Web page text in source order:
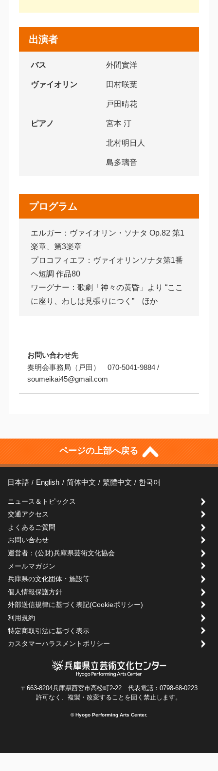
出演者
バス 外間實洋
ヴァイオリン 田村咲葉
戸田晴花
ピアノ 宮本 汀
北村明日人
島多璃音
プログラム
エルガー：ヴァイオリン・ソナタ Op.82 第1
楽章、第3楽章
プロコフィエフ：ヴァイオリンソナタ第1番
ヘ短調 作品80
ワーグナー：歌劇「神々の黄昏」より “ここ
に座り、わしは見張りにつく” ほか
お問い合わせ先
奏明会事務局（戸田） 070-5041-9884 /
soumeikai45@gmail.com
ページの上部へ戻る
日本語 English 简体中文 繁體中文 한국어
ニュース＆トピックス
交通アクセス
よくあるご質問
お問い合わせ
運営者：(公財)兵庫県芸術文化協会
メールマガジン
兵庫県の文化団体・施設等
個人情報保護方針
外部送信規律に基づく表記(Cookieポリシー)
利用規約
特定商取引法に基づく表示
カスタマーハラスメントポリシー
〒663-8204兵庫県西宮市高松町2-22 代表電話：0798-68-0223
許可なく、複製・改変することを固く禁止します。
© Hyogo Performing Arts Center.